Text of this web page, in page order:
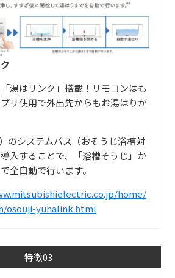
湯はリンク」搭載！リモコンはも
リ使用で外出先からもお湯はりが
のシステムバス（おそうじ浴槽対
入することで、「浴槽そうじ」か
全自動で行います。
home/
osouji-yuhalink.html
特徴03